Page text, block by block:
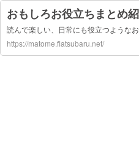
おもしろお役立ちまとめ
読んで楽しい、日常にも役立つような
https://matome.flatsubaru.net/